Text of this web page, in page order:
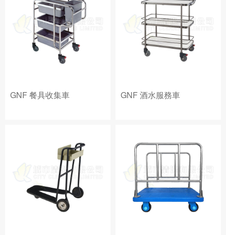
GNF 餐具收集車 GNF 酒水服務車